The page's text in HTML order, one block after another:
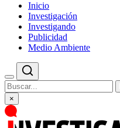
Inicio
Investigación
Investigando
Publicidad
Medio Ambiente
×